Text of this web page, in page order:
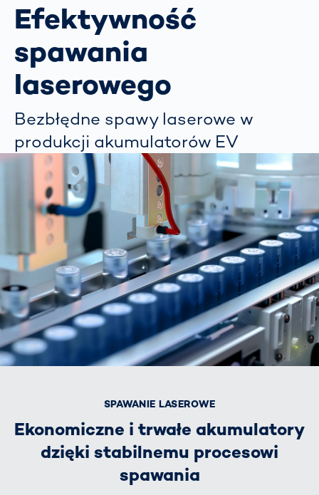
Efektywność
spawania
laserowego
Bezbłędne spawy laserowe w
produkcji akumulatorów EV
SPAWANIE LASEROWE
Ekonomiczne i trwałe akumulatory
dzięki stabilnemu procesowi
spawania